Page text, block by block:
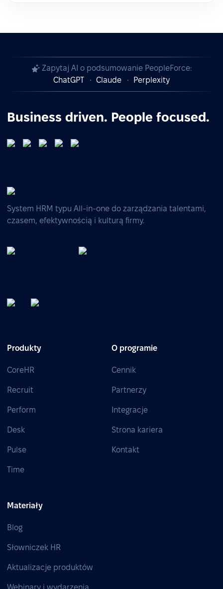
Zapytaj AI o podsumowanie PeopleForce:
ChatGPT
Claude Perplexity
Business driven. People focused.
System HRM typu All-in-one do zarządzania talentami,
czasem, efektywnością i kulturą firmy.
Produkty
CoreHR
Recruit
Perform
Desk
Pulse
Time
O programie
Cennik
Partnerzy
Integracje
Strona kariera
Kontakt
Materiały
Blog
Słowniczek HR
Aktualizacje produktów